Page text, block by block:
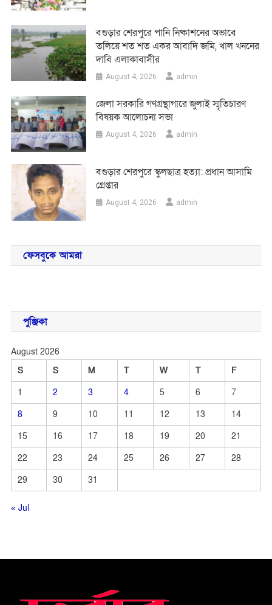
বগুড়ার শেরপুরে পানি নিষ্কাশনের অভাবে
তলিয়ে শত শত একর আবাদি জমি, খাল খননের
দাবি এলাকাবাসীর
August 4, 2026 admin
জেলা সরকারি গণগ্রন্থাগারে জুলাই স্মৃতিচারণ
বিষয়ক আলোচনা সভা
August 4, 2026 admin
বগুড়ার শেরপুরে স্কুলছাত্র হত্যা: প্রধান আসামি
গ্রেপ্তার
August 4, 2026 admin
ফেসবুকে আমরা
পুঞ্জিকা
August 2026
S
S M T W T
F
1
2 3 4 5 6
7
8
9 10 11 12 13
14
15
16 17 18 19 20
21
22
23 24 25 26 27
28
29
30 31
« Jul